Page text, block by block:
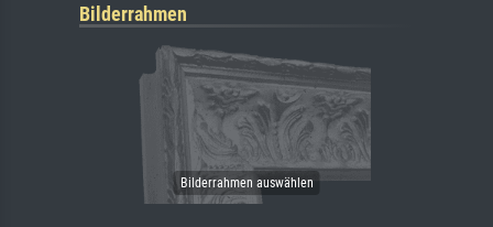
Bilderrahmen